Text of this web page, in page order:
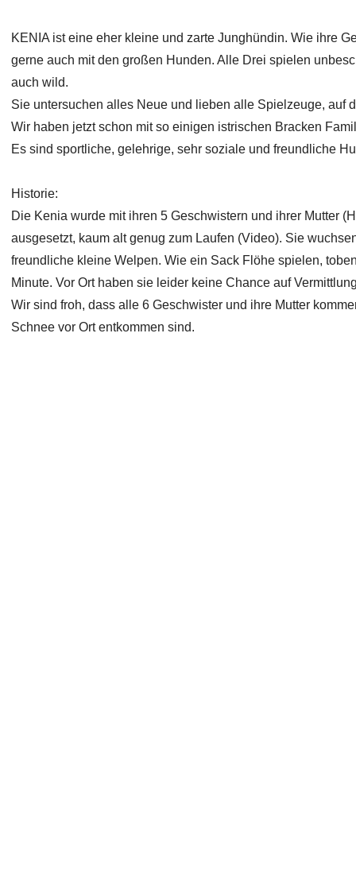
KENIA ist eine eher kleine und zarte Junghündin. Wie ihre
gerne auch mit den großen Hunden. Alle Drei spielen
auch wild.
Sie untersuchen alles Neue und lieben alle Spielzeuge, auf
Wir haben jetzt schon mit so einigen istrischen Bracken
Es sind sportliche, gelehrige, sehr soziale und freundliche
Historie:
Die Kenia wurde mit ihren 5 Geschwistern und ihrer Mutter
ausgesetzt, kaum alt genug zum Laufen (Video). Sie
freundliche kleine Welpen. Wie ein Sack Flöhe spielen,
Minute. Vor Ort haben sie leider keine Chance auf
Wir sind froh, dass alle 6 Geschwister und ihre Mutter
Schnee vor Ort entkommen sind.